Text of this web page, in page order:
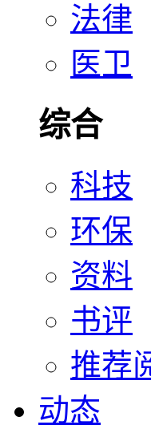
法律
医卫
综合
科技
环保
资料
书评
推荐
动态